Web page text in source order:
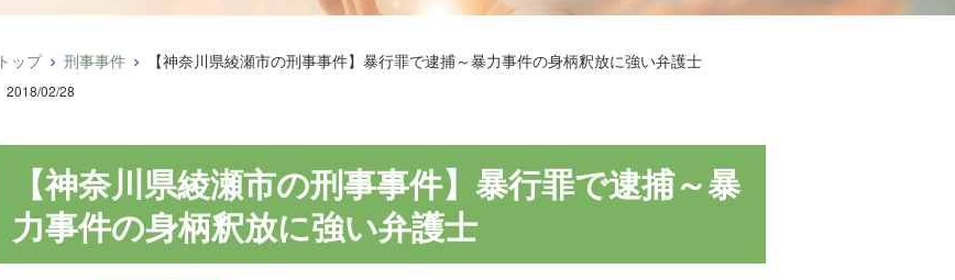
トップ 刑事事件 【神奈川県綾瀬市の刑事事件】暴行罪で逮捕～暴力事件の身柄釈放に強い弁護士
2018/02/28
【神奈川県綾瀬市の刑事事件】暴行罪で逮捕～暴
力事件の身柄釈放に強い弁護士